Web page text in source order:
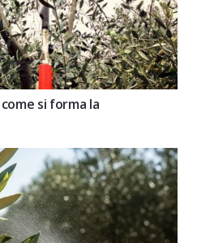
si forma la